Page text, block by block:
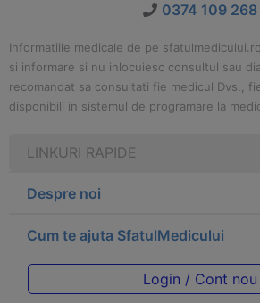
0374 109 268
Informatiile medicale de pe
si informare si nu inlocuiesc consultul sau
recomandat sa consultati fie medicul Dvs.,
disponibili in sistemul de programare la
LINKURI RAPIDE
Despre noi
Cum te ajuta SfatulMedicului
Login / Cont nou